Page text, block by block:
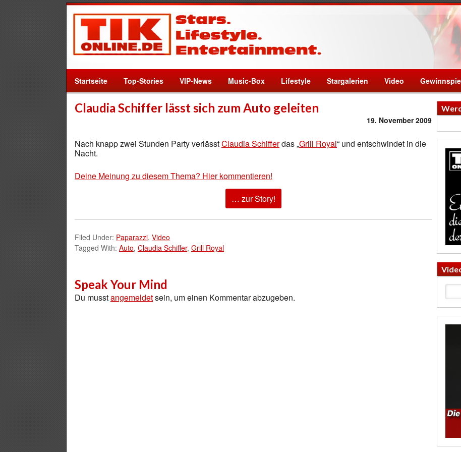
Startseite Top-Stories VIP-News Music-Box Lifestyle Stargalerien Video
Claudia Schiffer lässt sich zum Auto geleiten
19. November 2009
Nach knapp zwei Stunden Party verlässtClaudia Schifferdas „Grill Royal“ und entschwindet in die
Nacht.
Deine Meinung zu diesem Thema? Hier kommentieren!
… zur Story!
Filed Under: Paparazzi, Video
Tagged With: Auto, Claudia Schiffer, Grill Royal
Speak Your Mind
Du musstangemeldetsein, um einen Kommentar abzugeben.